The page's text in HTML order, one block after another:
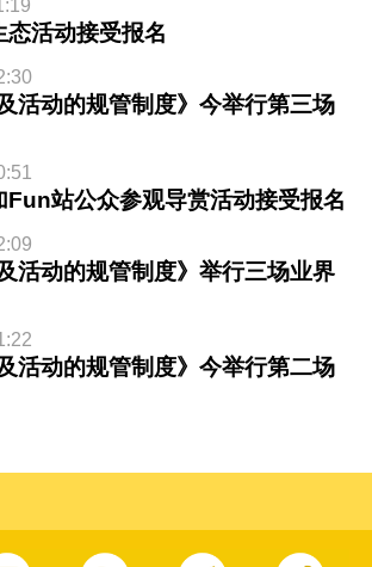
态活动接受报名
活动的规管制度》今举行第三场
Fun站公众参观导赏活动接受报名
活动的规管制度》举行三场业界
活动的规管制度》今举行第二场